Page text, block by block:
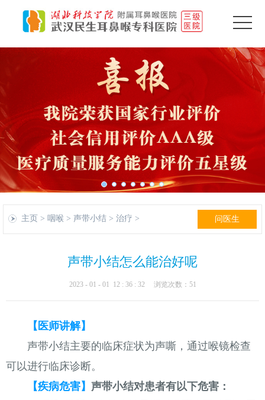
主页 > 咽喉 > 声带小结 > 治疗 > 问医生
声带小结怎么能治好呢
2023 - 01 - 01 12 : 36 : 32 浏览次数：51
【医师讲解】
声带小结主要的临床症状为声嘶，通过喉镜检查
可以进行临床诊断。
【疾病危害】 声带小结对患者有以下危害：